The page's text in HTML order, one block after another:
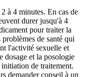
à 4 minutes. En cas de
durer jusqu'à 4
pour traiter la
de santé qui
l'activité sexuelle et
dosage et la posologie
de traitement.
demander conseil à un